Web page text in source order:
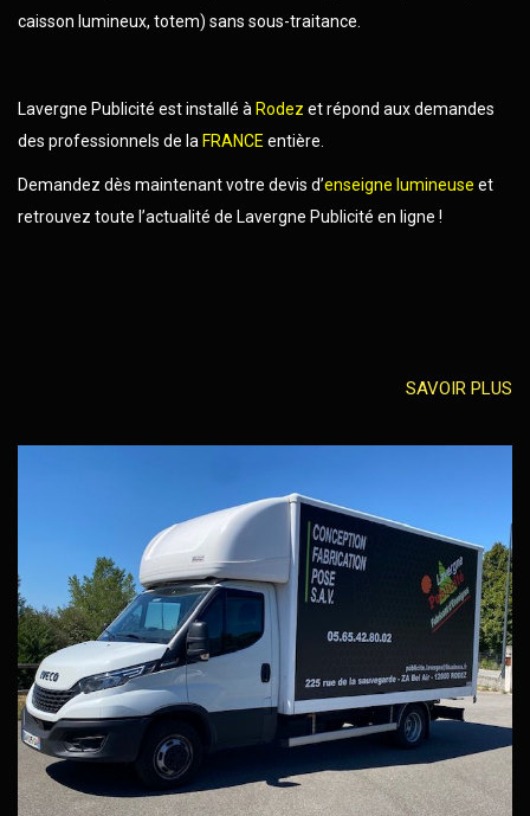
caisson lumineux, totem) sans sous-traitance.
Lavergne Publicité est installé à Rodez et répond aux demandes
des professionnels de la FRANCE entière.
Demandez dès maintenant votre devis d’enseigne lumineuse et
retrouvez toute l’actualité de Lavergne Publicité en ligne !
SAVOIR PLUS